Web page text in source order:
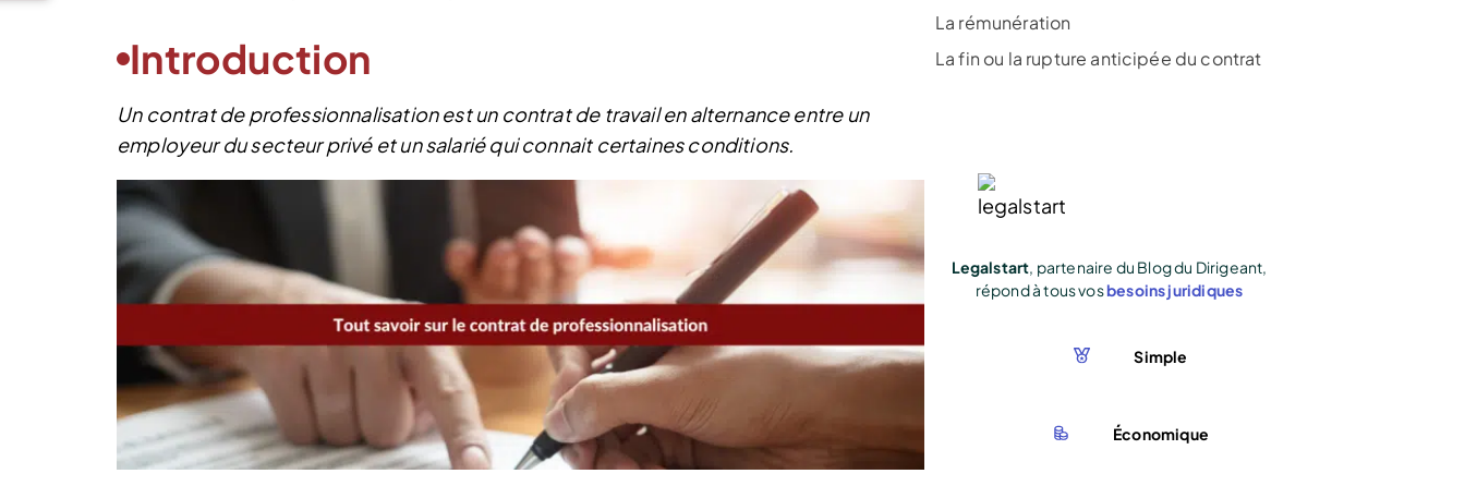
Introduction
Un contrat de professionnalisation est un contrat de travail en alternance entre un
employeur du secteur privé et un salarié qui connait certaines conditions.
La rémunération
La fin ou la rupture anticipée du contrat
Legalstart, partenaire du Blog du Dirigeant,
répond à tous vosbesoins juridiques
Simple
Économique